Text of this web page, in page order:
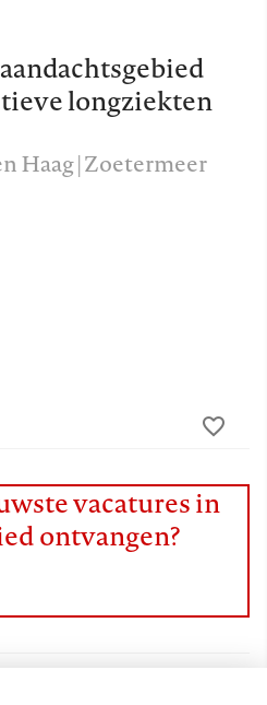
longziekten
Haag | Zoetermeer
vacatures in
ontvangen?